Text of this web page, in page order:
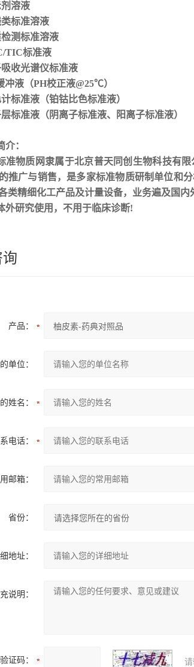
剂溶液
类标准溶液
检测标准溶液
TIC标准液
吸收光谱仪标准液
冲液（PH校正液@25℃）
计标准液（铂钴比色标准液）
层标准液（阴离子标准液、阳离子标准液）
介：
准物质网隶属于北京普天同创生物科技有
推广与销售，是多家标准物质研制单位和
类精细化工产品及计量设备，业务遍及国
外研究使用，不用于临床诊断!
产品：
单位：
姓名：
电话：
邮箱：
省份：
地址：
说明：
验证码：